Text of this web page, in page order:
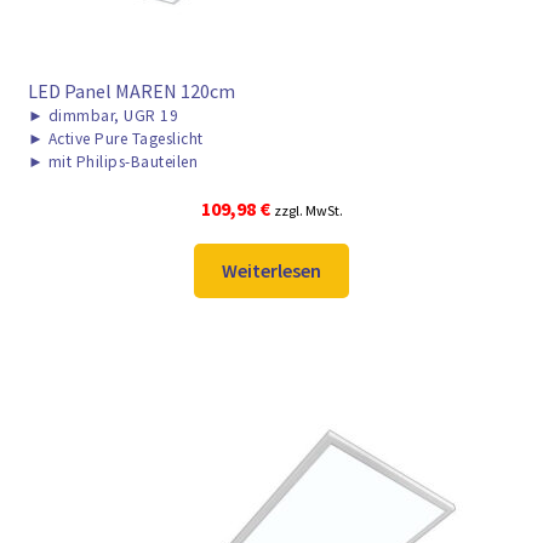
LED Panel MAREN 120cm
► dimmbar, UGR 19
► Active Pure Tageslicht
► mit Philips-Bauteilen
109,98 € zzgl. MwSt.
Weiterlesen